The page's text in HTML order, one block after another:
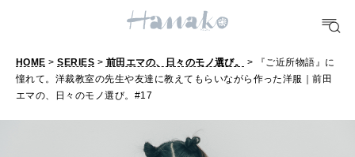
TRAVEL
どこ行く？
FORTUNE
[12星座別] Weekly Holoscope
『
ご
HOME >SERIES > 前田エマの、日々のモノ選び。
> 『ご近所物語』に
憧れて。洋裁教室の先生や友達に教えてもらいながら作った洋服｜前田
エマの、日々のモノ選び。#17